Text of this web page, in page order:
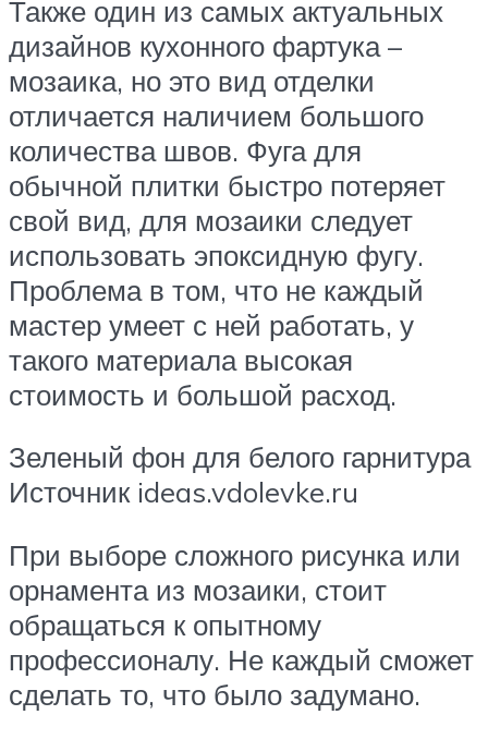
Также один из самых актуальных
дизайнов кухонного фартука –
мозаика, но это вид отделки
отличается наличием большого
количества швов. Фуга для
обычной плитки быстро потеряет
свой вид, для мозаики следует
использовать эпоксидную фугу.
Проблема в том, что не каждый
мастер умеет с ней работать, у
такого материала высокая
стоимость и большой расход.
Зеленый фон для белого гарнитура
Источник ideas.vdolevke.ru
При выборе сложного рисунка или
орнамента из мозаики, стоит
обращаться к опытному
профессионалу. Не каждый сможет
сделать то, что было задумано.